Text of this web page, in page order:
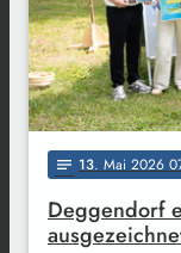
notes 13. Mai 2026
Deggendorf